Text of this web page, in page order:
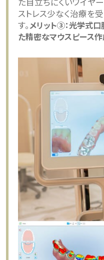
ストレス少なく治療を
す。メリット③：光学式口
た精密なマウスピース